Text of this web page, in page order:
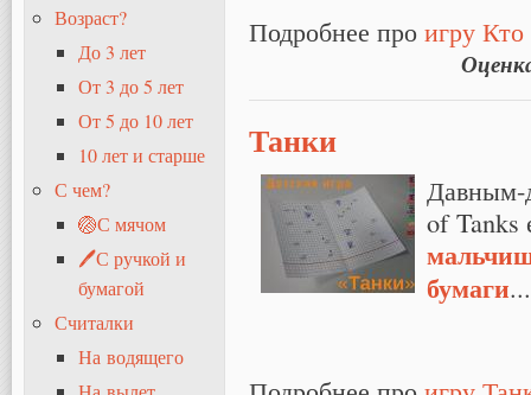
Подробнее про игру
Танки
Давным-
of
бумаги...
Возраст?
До 3 лет
От 3 до 5 лет
От 5 до 10 лет
10 лет и старше
С чем?
🏐С мячом
🖊С ручкой и
бумагой
Считалки
На водящего